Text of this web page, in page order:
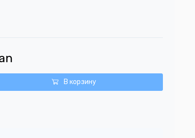
В корзину